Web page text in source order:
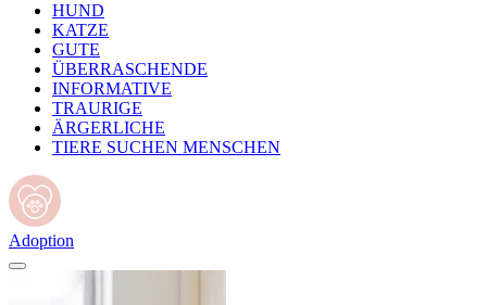
HUND
KATZE
GUTE
ÜBERRASCHENDE
INFORMATIVE
TRAURIGE
ÄRGERLICHE
TIERE SUCHEN MENSCHEN
Adoption